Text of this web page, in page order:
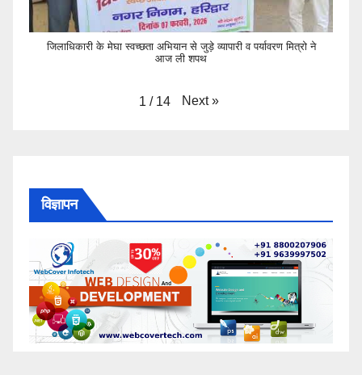
जिलाधिकारी के मेघा स्वच्छता अभियान से जुड़े व्यापारी व पर्यावरण मित्रो ने
आज ली शपथ
1 / 14 Next »
विज्ञापन